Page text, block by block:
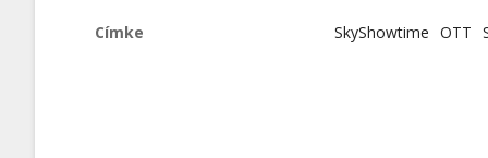
Címke SkyShowtime OTT